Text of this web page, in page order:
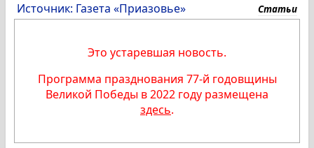
Источник: Газета «Приазовье» Статьи
Это устаревшая новость.
Программа празднования 77-й годовщины
Великой Победы в 2022 году размещена
здесь.